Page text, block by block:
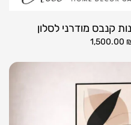
קנבס מודרני לסלון
1,500.00